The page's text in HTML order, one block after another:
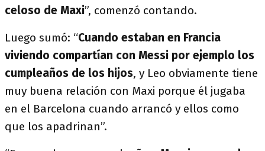
celoso de Maxi”, comenzó contando.
Luego sumó: “Cuando estaban en Francia
viviendo compartían con Messi por ejemplo los
cumpleaños de los hijos, y Leo obviamente tiene
muy buena relación con Maxi porque él jugaba
en el Barcelona cuando arrancó y ellos como
que los apadrinan”.